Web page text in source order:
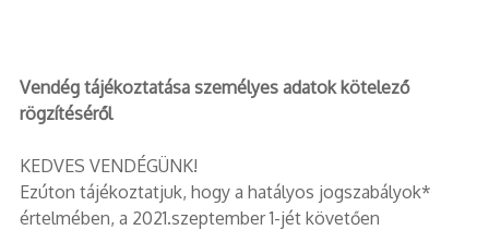
Vendég tájékoztatása személyes adatok kötelező
rögzítéséről
KEDVES VENDÉGÜNK!
Ezúton tájékoztatjuk, hogy a hatályos jogszabályok*
értelmében, a 2021.szeptember 1-jét követően